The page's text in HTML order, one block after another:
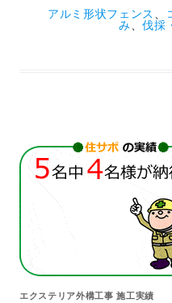
アルミ形状フェンス
み 、伐採
エクステリア外構工事 施工実績